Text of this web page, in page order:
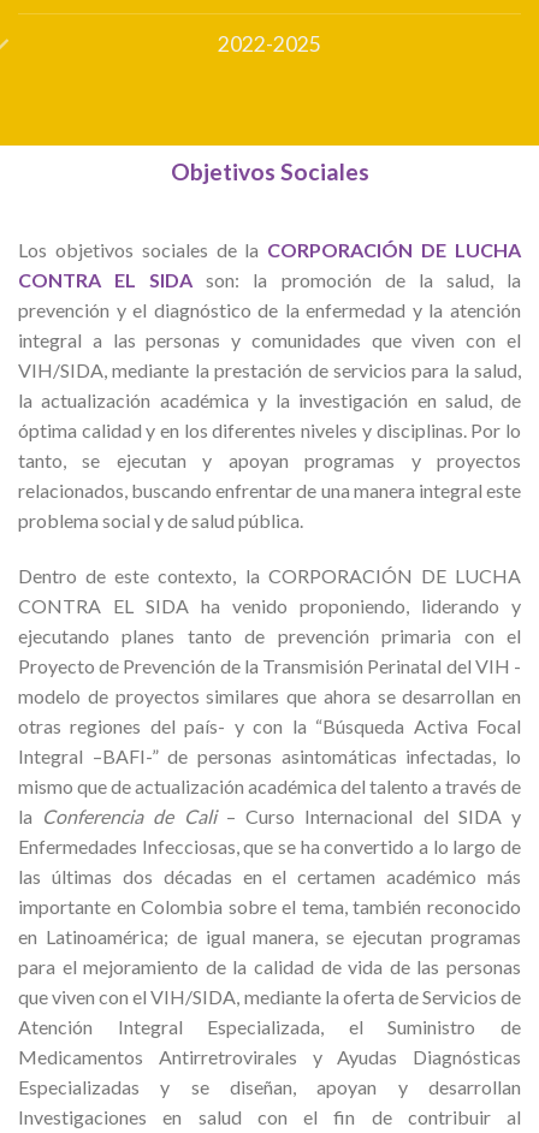
2022-2025
Objetivos Sociales
Los objetivos sociales de la CORPORACIÓN DE LUCHA
CONTRA EL SIDA son: la promoción de la salud, la
prevención y el diagnóstico de la enfermedad y la atención
integral a las personas y comunidades que viven con el
VIH/SIDA, mediante la prestación de servicios para la salud,
la actualización académica y la investigación en salud, de
óptima calidad y en los diferentes niveles y disciplinas. Por lo
tanto, se ejecutan y apoyan programas y proyectos
relacionados, buscando enfrentar de una manera integral este
problema social y de salud pública.
Dentro de este contexto, la CORPORACIÓN DE LUCHA
CONTRA EL SIDA ha venido proponiendo, liderando y
ejecutando planes tanto de prevención primaria con el
Proyecto de Prevención de la Transmisión Perinatal del VIH -
modelo de proyectos similares que ahora se desarrollan en
otras regiones del país- y con la “Búsqueda Activa Focal
Integral –BAFI-” de personas asintomáticas infectadas, lo
mismo que de actualización académica del talento a través de
la Conferenciade Cali– Curso Internacional del SIDA y
Enfermedades Infecciosas, que se ha convertido a lo largo de
las últimas dos décadas en el certamen académico más
importante en Colombia sobre el tema, también reconocido
en Latinoamérica; de igual manera, se ejecutan programas
para el mejoramiento de la calidad de vida de las personas
que viven con el VIH/SIDA, mediante la oferta de Servicios de
Atención Integral Especializada, el Suministro de
Medicamentos Antirretrovirales y Ayudas Diagnósticas
Especializadas y se diseñan, apoyan y desarrollan
Investigaciones en salud con el fin de contribuir al